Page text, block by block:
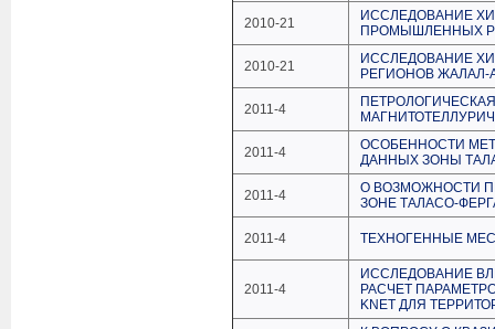
2010-21
ИССЛЕДОВАНИЕ
ПРОМЫШЛЕННЫХ
2010-21
ИССЛЕДОВАНИЕ
РЕГИОНОВ ЖАЛАЛ-
2011-4
2011-4
ОСОБЕННОСТИ
ДАННЫХ ЗОНЫ
2011-4
О ВОЗМОЖНОСТИ
ЗОНЕ ТАЛАСО-
2011-4 ТЕХНОГЕННЫЕ
2011-4
ИССЛЕДОВАНИЕ
РАСЧЕТ
KNET ДЛЯ